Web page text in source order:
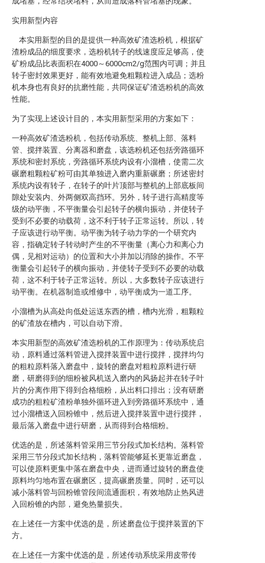
实用新型内容
本实用新型的目的是提供一种高效矿渣选粉机，根据矿
渣粉成品的细度要求，选粉机转子的线速度应足够高，使
矿粉成品比表面积在4000～6000cm2/g范围内可调；并且
转子密封效果更好，能有效地避免粗颗粒进入成品；选粉
机本身也有良好的抗磨性能，共同保证矿渣选粉机的高效
性能。
为了实现上述设计目的，本实用新型采用的方案如下：
一种高效矿渣选粉机，包括传动系统、整机上部、落料
管、搅拌装置、分离器和磨盘，该选粉机还包括旁路循环
系统和密封系统，旁路循环系统内设有小溜槽，使需二次
碾磨粗颗粒矿粉可由其单独进入磨内重新碾磨；所述密封
系统内设有转子，在转子的叶片顶部与整机的上部底板间
隙处安装内、外两侧双高挡环。另外，转子进行高精度等
级的动平衡，不平衡量会引起转子的横向振动，并使转子
受到不必要的动载荷，这不利于转子正常运转。所以，转
子应该进行动平衡。动平衡为转子动力学的一个研究内
容，指确定转子转动时产生的不平衡量（离心力和离心力
偶，见相对运动）的位置和大小并加以消除的操作。不平
衡量会引起转子的横向振动，并使转子受到不必要的动载
荷，这不利于转子正常运转。所以，大多数转子应该进行
动平衡。在机器制造或维修中，动平衡成为一道工序。
小溜槽为从高处向低处运送东西的槽，槽内光滑，粗颗粒
的矿渣放在槽内，可以自动下滑。
本实用新型的高效矿渣选粉机的工作原理为：传动系统启
动，原料通过落料管进入搅拌装置中进行搅拌，搅拌均匀
的粗粒原料落入磨盘中，旋转的磨盘对粗粒原料进行研
磨，研磨得到的细粉被风机送入磨内的风扬起并在转子叶
片的分离作用下得到合格细粉，从出料口排出；没有研磨
成功的粗粒矿渣粉单独外循环进入到旁路循环系统中，通
过小溜槽送入回粉锥中，然后进入搅拌装置中进行搅拌，
最后落入磨盘中进行研磨，从而得到合格细粉。
优选的是，所述落料管采用三节分段式加长结构。落料管
采用三节分段式加长结构，落料管能够延长更靠近磨盘，
可以使原料更集中落在磨盘中央，进而通过旋转的磨盘使
原料均匀地布置在碾磨区，提高碾磨质量。同时，还可以
减小落料管与回粉锥管段间流通面积，有效地防止热风进
入回粉锥的内部，避免热量损失。
在上述任一方案中优选的是，所述磨盘位于搅拌装置的下
方。
在上述任一方案中优选的是，所述传动系统采用皮带传